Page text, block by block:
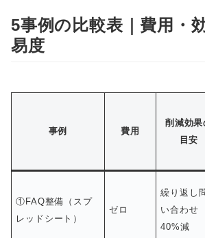
5事例の比較表｜費用・
易度
事例 費用
削減効果
目安
①FAQ整備（スプ
レッドシート）
ゼロ
繰り返し
い合わせ
40%減